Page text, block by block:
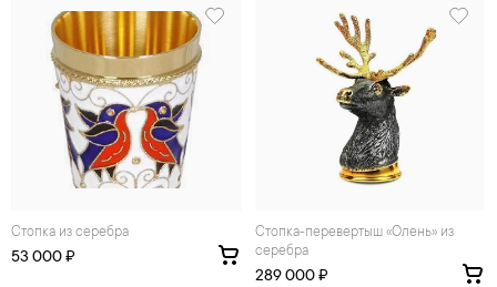
Стопка из серебра
53 000 ₽
стопка-перевертыш «Олень» из
серебра
289 000 ₽